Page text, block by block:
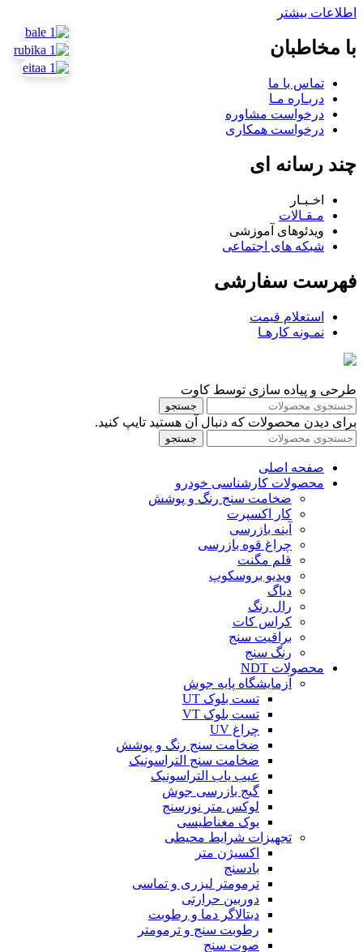
اطلاعات بیشتر
با مخاطبان
تماس با ما
دربـاره مـا
درخواست مشاوره
درخواست همکاری
چند رسانه ای
اخـبـار
مـقـالات
ویدئوهای آموزشی
شبکه های اجتماعی
فهرست سفارشی
استعلام قیمت
نمـونه کارهـا
طرحی و پیاده سازی توسط کاوت
جستجو
برای دیدن محصولات که دنبال آن هستید تایپ کنید.
جستجو
صفحه اصلی
محصولات کارشناسی خودرو
ضخامت سنج رنگ و پوشش
کار اکسپرت
آینه بازرسی
چراغ قوه بازرسی
قلم مگنت
ویدیو بروسکوپ
دیاگ
رال رنگ
کراس کات
براقیت سنج
رنگ سنج
محصولات NDT
آزمایشگاه پایه جوش
تست بلوک UT
تست بلوک VT
چراغ UV
ضخامت سنج رنگ و پوشش
ضخامت سنج التراسونیک
عیب یاب التراسونیک
گیج بازرسی جوش
لوکس متر نورسنج
یوک مغناطیسی
تجهیزات شرایط محیطی
اکسیژن متر
بادسنج
ترمومتر لیزری و تماسی
دوربین حرارتی
دیتالاگر دما و رطوبت
رطوبت سنج و ترمومتر
صوت سنج